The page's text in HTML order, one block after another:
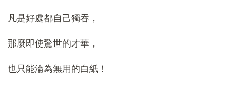
凡是好處都自己獨吞，
那麼即使驚世的才華，
也只能淪為無用的白紙！